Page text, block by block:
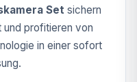
Set sichern
profitieren von
in einer sofort